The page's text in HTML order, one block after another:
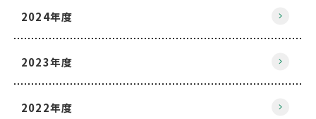
2024年度
2023年度
2022年度